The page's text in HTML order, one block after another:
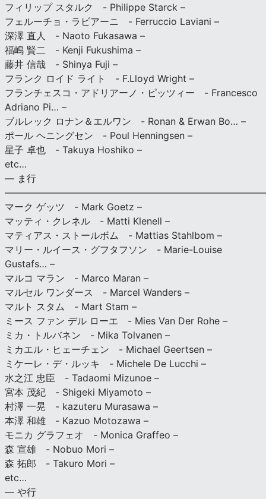
フィリップ スタルク - Philippe Starck –
フェルーチョ・ラビアーニ - Ferruccio Laviani –
深澤 直人 - Naoto Fukasawa –
福嶋 賢二 - Kenji Fukushima –
藤井 信哉 - Shinya Fuji –
フランク ロイド ライト - F.Lloyd Wright –
フランチェスコ・アドリアーノ・ピッツィー - Francesco
Adriano Pi… –
ブルレック ロナン＆エルワン - Ronan & Erwan Bo… –
ポール ヘニングセン - Poul Henningsen –
星子 卓也 - Takuya Hoshiko –
etc…
— ま行
マーク ゲッツ - Mark Goetz –
マッティ・クレネル - Matti Klenell –
マティアス・ストールボム - Mattias Stahlbom –
マリー・ルイース・グフタフソン - Marie-Louise
Gustafs… –
マルコ マラン - Marco Maran –
マルセル ワンダース - Marcel Wanders –
マルト スタム - Mart Stam –
ミース ファン デル ローエ - Mies Van Der Rohe –
ミカ・トルバネン - Mika Tolvanen –
ミカエル・ヒェーチェン - Michael Geertsen –
ミケーレ・デ・ルッキ - Michele De Lucchi –
水之江 忠臣 - Tadaomi Mizunoe –
宮本 茂紀 - Shigeki Miyamoto –
村澤 一晃 - kazuteru Murasawa –
本澤 和雄 - Kazuo Motozawa –
モニカ グラフェオ - Monica Graffeo –
森 宣雄 - Nobuo Mori –
森 拓郎 - Takuro Mori –
etc…
— や行